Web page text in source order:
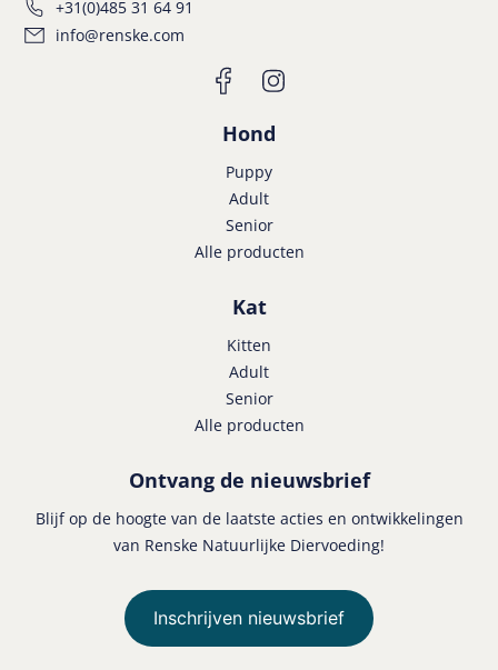
+31(0)485 31 64 91
info@renske.com
Hond
Puppy
Adult
Senior
Alle producten
Kat
Kitten
Adult
Senior
Alle producten
Ontvang de nieuwsbrief
Blijf op de hoogte van de laatste acties en ontwikkelingen
van Renske Natuurlijke Diervoeding!
Inschrijven nieuwsbrief